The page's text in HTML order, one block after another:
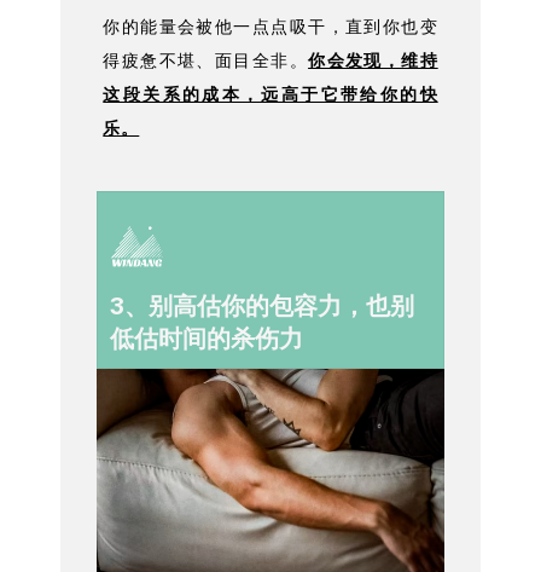
你的能量会被他一点点吸干，直到你也变
得疲惫不堪、面目全非。你会发现，维持
这段关系的成本，远高于它带给你的快
乐。
3、别高估你的包容力，也别
低估时间的杀伤力